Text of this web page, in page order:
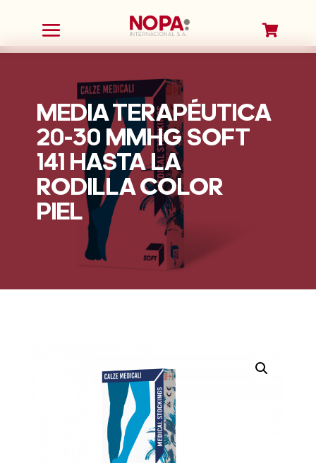

MEDIA TERAPÉUTICA
20-30 MMHG SOFT
141 HASTA LA
RODILLA COLOR
PIEL